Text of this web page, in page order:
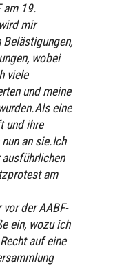
am 19.
mir
Belästigungen,
wobei
viele
und meine
eine
und ihre
an sie.Ich
am
der AABF-
ein, wozu ich
auf eine